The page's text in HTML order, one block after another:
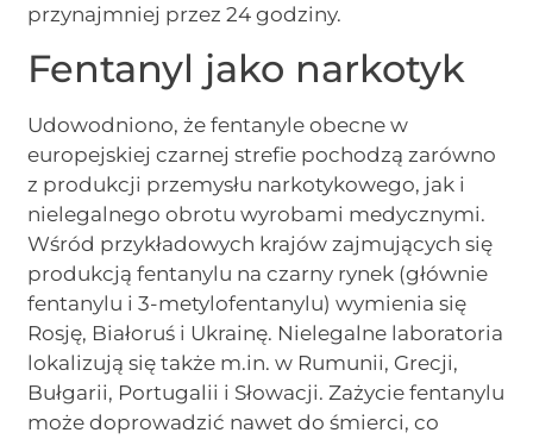
przynajmniej przez 24 godziny.
Fentanyl jako narkotyk
Udowodniono, że fentanyle obecne w
europejskiej czarnej strefie pochodzą zarówno
z produkcji przemysłu narkotykowego, jak i
nielegalnego obrotu wyrobami medycznymi.
Wśród przykładowych krajów zajmujących się
produkcją fentanylu na czarny rynek (głównie
fentanylu i 3-metylofentanylu) wymienia się
Rosję, Białoruś i Ukrainę. Nielegalne laboratoria
lokalizują się także m.in. w Rumunii, Grecji,
Bułgarii, Portugalii i Słowacji. Zażycie fentanylu
może doprowadzić nawet do śmierci, co